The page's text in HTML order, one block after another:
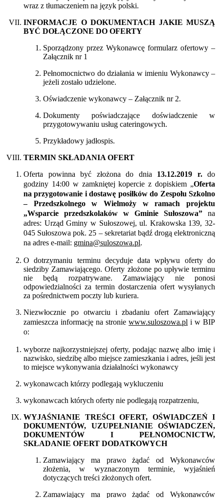
wraz z tłumaczeniem na język polski.
INFORMACJE O DOKUMENTACH JAKIE MUSZĄ
BYĆ DOŁĄCZONE DO OFERTY
Sporządzony przez Wykonawcę formularz ofertowy –
Załącznik nr 1
Pełnomocnictwo do działania w imieniu Wykonawcy –
jeżeli zostało udzielone.
Oświadczenie wykonawcy – Załącznik nr 2.
Dokumenty poświadczające doświadczenie w
przygotowywaniu usług cateringowych.
Przykładowy jadłospis.
TERMIN SKŁADANIA OFERT
Oferta powinna być złożona do dnia 13.12.2019 r. do
godziny 14:00 w zamkniętej kopercie z dopiskiem „Oferta
naprzygotowanie i dostawę posiłków do Zespołu Szkolno
– Przedszkolnego w Wielmoży w ramach projektu
„Wsparcie przedszkolaków w Gminie Sułoszowa”
na
adres: Urząd Gminy w Sułoszowej, ul. Krakowska 139, 32-
045 Sułoszowa pok. 25 – sekretariat bądź drogą elektroniczną
na adres e-mail: gmina@suloszowa.pl.
O dotrzymaniu terminu decyduje data wpływu oferty do
siedziby Zamawiającego. Oferty złożone po upływie terminu
nie będą rozpatrywane. Zamawiający nie ponosi
odpowiedzialności za termin dostarczenia ofert wysyłanych
za pośrednictwem poczty lub kuriera.
Niezwłocznie po otwarciu i zbadaniu ofert Zamawiający
zamieszcza informację na stronie www.suloszowa.pl i w BIP
o:
wyborze najkorzystniejszej oferty, podając nazwę albo imię i
nazwisko, siedzibę albo miejsce zamieszkania i adres, jeśli jest
to miejsce wykonywania działalności wykonawcy
wykonawcach którzy podlegają wykluczeniu
wykonawcach których oferty nie podlegają rozpatrzeniu,
WYJAŚNIANIE TREŚCI OFERT, OŚWIADCZEŃ I
DOKUMENTÓW, UZUPEŁNIANIE OŚWIADCZEŃ,
DOKUMENTÓW I PEŁNOMOCNICTW,
SKŁADANIE OFERT DODATKOWYCH
Zamawiający ma prawo żądać od Wykonawców
złożenia, w wyznaczonym terminie, wyjaśnień
dotyczących treści złożonych ofert.
Zamawiający ma prawo żądać od Wykonawców